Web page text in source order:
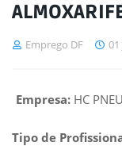
Emprego DF
Empresa: HC
Tipo de